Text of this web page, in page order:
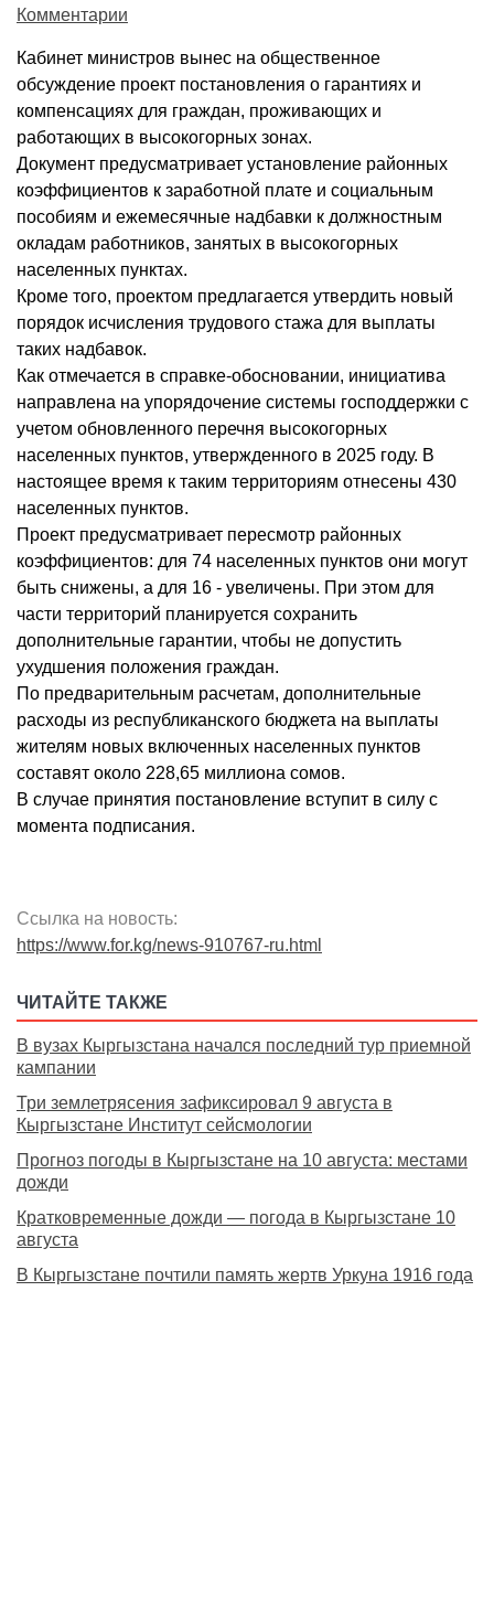
Комментарии
Кабинет министров вынес на общественное
обсуждение проект постановления о гарантиях и
компенсациях для граждан, проживающих и
работающих в высокогорных зонах.
Документ предусматривает установление районных
коэффициентов к заработной плате и социальным
пособиям и ежемесячные надбавки к должностным
окладам работников, занятых в высокогорных
населенных пунктах.
Кроме того, проектом предлагается утвердить новый
порядок исчисления трудового стажа для выплаты
таких надбавок.
Как отмечается в справке-обосновании, инициатива
направлена на упорядочение системы господдержки с
учетом обновленного перечня высокогорных
населенных пунктов, утвержденного в 2025 году. В
настоящее время к таким территориям отнесены 430
населенных пунктов.
Проект предусматривает пересмотр районных
коэффициентов: для 74 населенных пунктов они могут
быть снижены, а для 16 - увеличены. При этом для
части территорий планируется сохранить
дополнительные гарантии, чтобы не допустить
ухудшения положения граждан.
По предварительным расчетам, дополнительные
расходы из республиканского бюджета на выплаты
жителям новых включенных населенных пунктов
составят около 228,65 миллиона сомов.
В случае принятия постановление вступит в силу с
момента подписания.
Ссылка на новость:
https://www.for.kg/news-910767-ru.html
ЧИТАЙТЕ ТАКЖЕ
В вузах Кыргызстана начался последний тур приемной
кампании
Три землетрясения зафиксировал 9 августа в
Кыргызстане Институт сейсмологии
Прогноз погоды в Кыргызстане на 10 августа: местами
дожди
Кратковременные дожди — погода в Кыргызстане 10
августа
В Кыргызстане почтили память жертв Уркуна 1916 года